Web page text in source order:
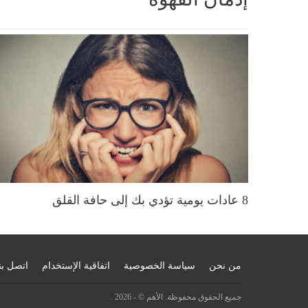
8 عادات يومية تؤدي بك إلى حافة القلق
من نحن سياسة الخصوصية اتفاقية الإستخدام اتصل
جميع الحقوق محفوظة. الأهم © - 2026 .